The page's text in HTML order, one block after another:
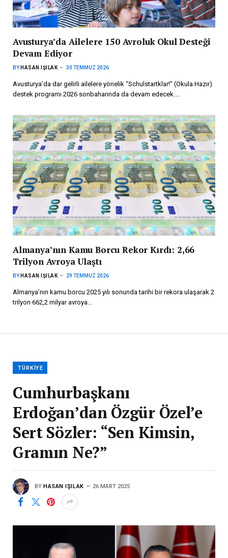
Avusturya’da Ailelere 150 Avroluk Okul Desteği
Devam Ediyor
BY HASAN IŞILAK 30 TEMMUZ 2026
Avusturya’da dar gelirli ailelere yönelik “Schulstartklar!” (Okula Hazır)
destek programı 2026 sonbaharında da devam edecek.…
Almanya’nın Kamu Borcu Rekor Kırdı: 2,66
Trilyon Avroya Ulaştı
BY HASAN IŞILAK 29 TEMMUZ 2026
Almanya’nın kamu borcu 2025 yılı sonunda tarihi bir rekora ulaşarak 2
trilyon 662,2 milyar avroya…
TÜRKIYE
Cumhurbaşkanı
Erdoğan’dan Özgür Özel’e
Sert Sözler: “Sen Kimsin,
Gramın Ne?”
BY HASAN IŞILAK 26 MART 2025